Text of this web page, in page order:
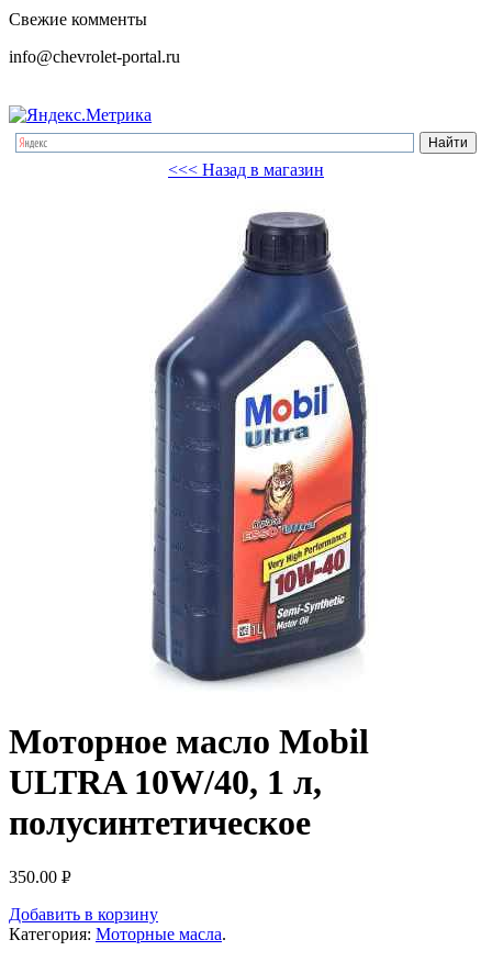
Свежие комменты
info@chevrolet-portal.ru
<<< Назад в магазин
Моторное масло Mobil
ULTRA 10W/40, 1 л,
полусинтетическое
350.00 Р
Добавить в корзину
Категория: Моторные масла.